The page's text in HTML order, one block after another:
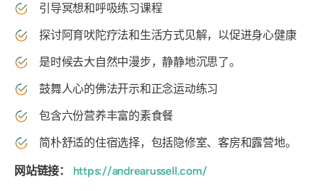
引导冥想和呼吸练习课程
探讨阿育吠陀疗法和生活方式见解，以促进身心健康
是时候去大自然中漫步，静静地沉思了。
鼓舞人心的佛法开示和正念运动练习
包含六份营养丰富的素食餐
简朴舒适的住宿选择，包括隐修室、客房和露营地。
网站链接： https://andrearussell.com/